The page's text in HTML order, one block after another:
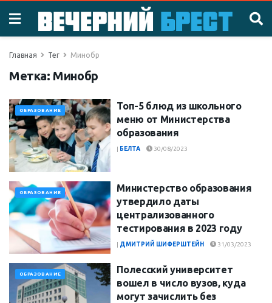
Главная Тег Минобр
Метка: Минобр
ОБРАЗОВАНИЕ
Топ-5 блюд из школьного
меню от Министерства
образования
| БЕЛТА 30/08/2023
ОБРАЗОВАНИЕ
Министерство образования
утвердило даты
централизованного
тестирования в 2023 году
| ДМИТРИЙ ШИФЕРШТЕЙН 31/03/2023
ОБРАЗОВАНИЕ
Полесский университет
вошел в число вузов, куда
могут зачислить без